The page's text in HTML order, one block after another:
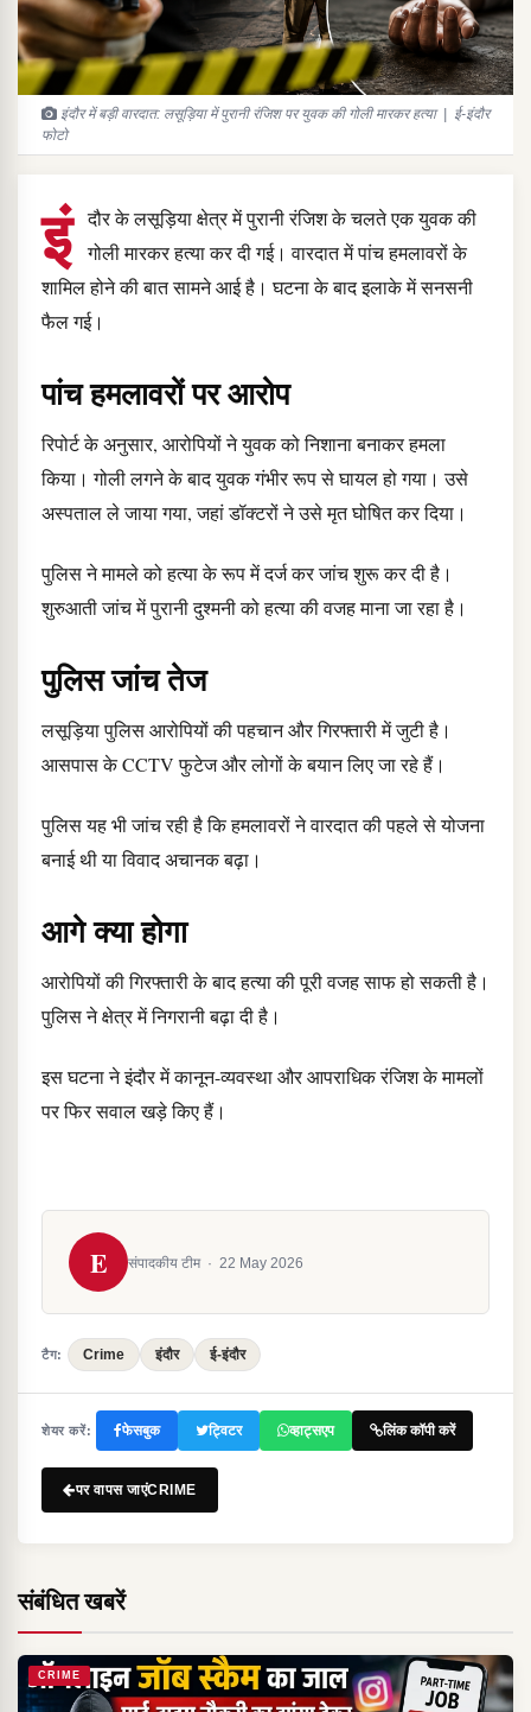
इंदौर में बड़ी वारदात: लसूड़िया में पुरानी रंजिश पर युवक की गोली मारकर हत्या | ई-इंदौर
फोटो
इं
दौर के लसूड़िया क्षेत्र में पुरानी रंजिश के चलते एक युवक की
गोली मारकर हत्या कर दी गई। वारदात में पांच हमलावरों के
शामिल होने की बात सामने आई है। घटना के बाद इलाके में सनसनी
फैल गई।
पांच हमलावरों पर आरोप
रिपोर्ट के अनुसार, आरोपियों ने युवक को निशाना बनाकर हमला
किया। गोली लगने के बाद युवक गंभीर रूप से घायल हो गया। उसे
अस्पताल ले जाया गया, जहां डॉक्टरों ने उसे मृत घोषित कर दिया।
पुलिस ने मामले को हत्या के रूप में दर्ज कर जांच शुरू कर दी है।
शुरुआती जांच में पुरानी दुश्मनी को हत्या की वजह माना जा रहा है।
पुलिस जांच तेज
लसूड़िया पुलिस आरोपियों की पहचान और गिरफ्तारी में जुटी है।
आसपास के CCTV फुटेज और लोगों के बयान लिए जा रहे हैं।
पुलिस यह भी जांच रही है कि हमलावरों ने वारदात की पहले से योजना
बनाई थी या विवाद अचानक बढ़ा।
आगे क्या होगा
आरोपियों की गिरफ्तारी के बाद हत्या की पूरी वजह साफ हो सकती है।
पुलिस ने क्षेत्र में निगरानी बढ़ा दी है।
इस घटना ने इंदौर में कानून-व्यवस्था और आपराधिक रंजिश के मामलों
पर फिर सवाल खड़े किए हैं।
E संपादकीय टीम · 22 May 2026
टैग: Crime इंदौर ई-इंदौर
शेयर करें: फेसबुक ट्विटर व्हाट्सएप लिंक कॉपी करें
पर वापस जाएंCRIME
संबंधित खबरें
CRIME